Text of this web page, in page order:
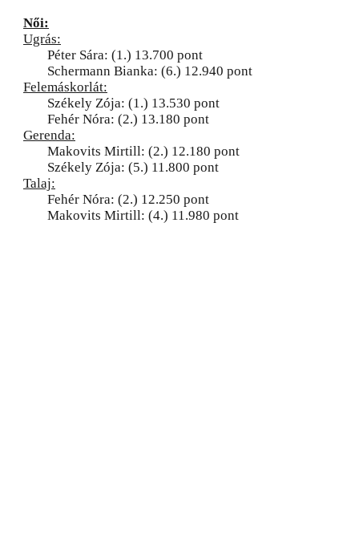
Női:
Ugrás:
Péter Sára: (1.) 13.700 pont
Schermann Bianka: (6.) 12.940 pont
Felemáskorlát:
Székely Zója: (1.) 13.530 pont
Fehér Nóra: (2.) 13.180 pont
Gerenda:
Makovits Mirtill: (2.) 12.180 pont
Székely Zója: (5.) 11.800 pont
Talaj:
Fehér Nóra: (2.) 12.250 pont
Makovits Mirtill: (4.) 11.980 pont